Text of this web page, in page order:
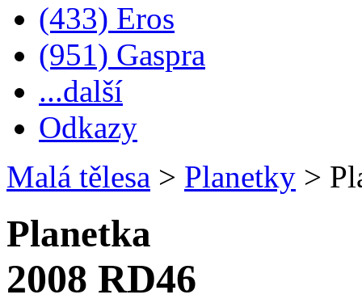
(433) Eros
(951) Gaspra
...další
Odkazy
Malá tělesa > Planetky >
Planetka
2008 RD46